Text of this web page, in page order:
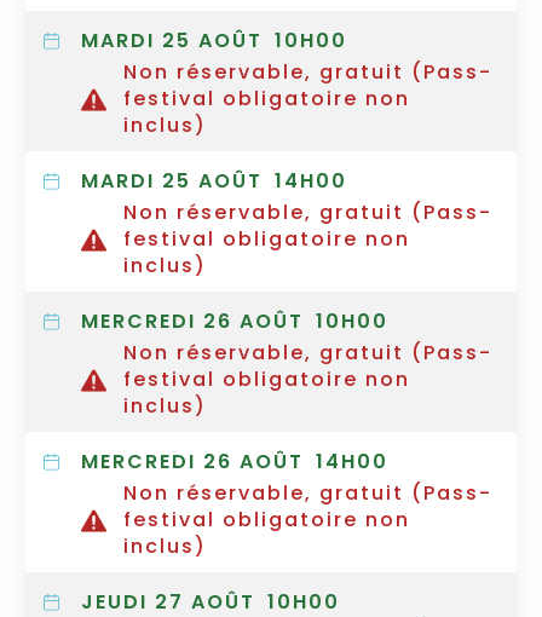
MARDI 25 AOÛT 10H00
Non réservable, gratuit (Pass-
festival obligatoire non
inclus)
MARDI 25 AOÛT 14H00
Non réservable, gratuit (Pass-
festival obligatoire non
inclus)
MERCREDI 26 AOÛT 10H00
Non réservable, gratuit (Pass-
festival obligatoire non
inclus)
MERCREDI 26 AOÛT 14H00
Non réservable, gratuit (Pass-
festival obligatoire non
inclus)
JEUDI 27 AOÛT 10H00